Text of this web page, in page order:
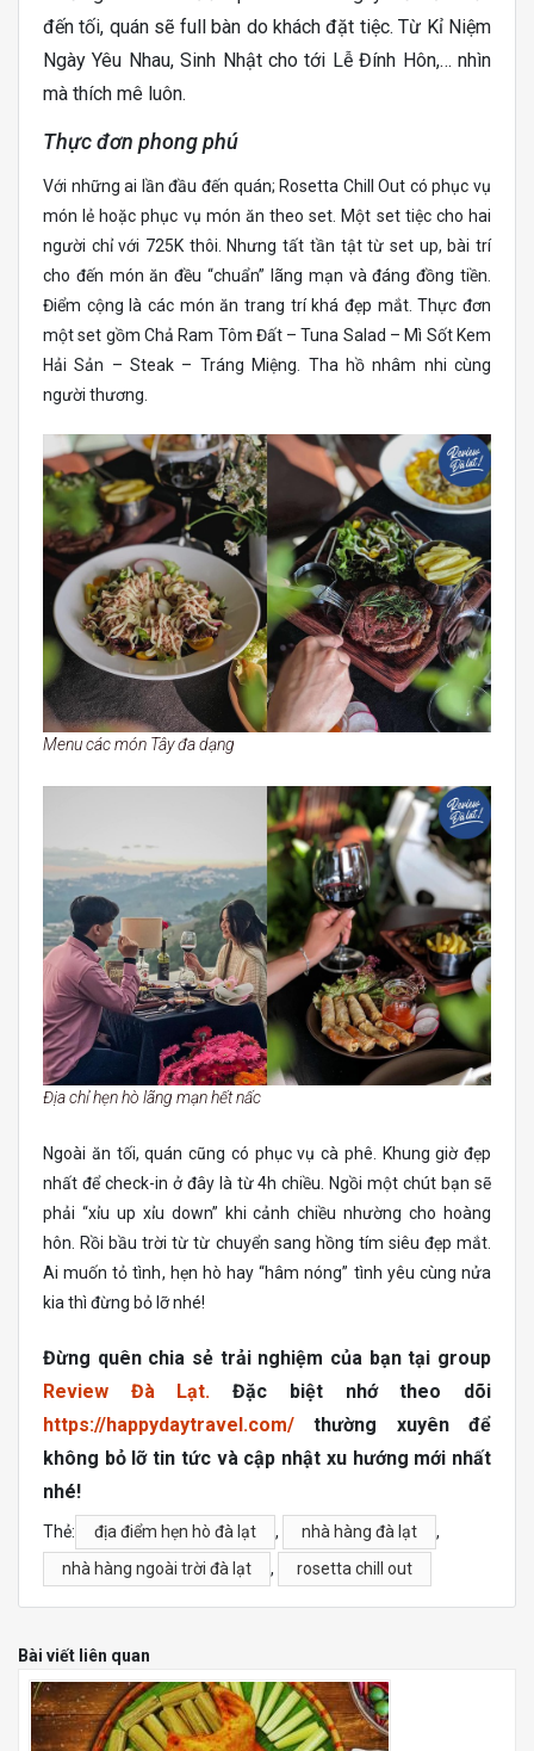
đến tối, quán sẽ full bàn do khách đặt tiệc. Từ Kỉ Niệm
Ngày Yêu Nhau, Sinh Nhật cho tới Lễ Đính Hôn,… nhìn
mà thích mê luôn.
Thực đơn phong phú
Với những ai lần đầu đến quán; Rosetta Chill Out có phục vụ
món lẻ hoặc phục vụ món ăn theo set. Một set tiệc cho hai
người chỉ với 725K thôi. Nhưng tất tần tật từ set up, bài trí
cho đến món ăn đều “chuẩn” lãng mạn và đáng đồng tiền.
Điểm cộng là các món ăn trang trí khá đẹp mắt. Thực đơn
một set gồm Chả Ram Tôm Đất – Tuna Salad – Mì Sốt Kem
Hải Sản – Steak – Tráng Miệng. Tha hồ nhâm nhi cùng
người thương.
Menu các món Tây đa dạng
Địa chỉ hẹn hò lãng mạn hết nấc
Ngoài ăn tối, quán cũng có phục vụ cà phê. Khung giờ đẹp
nhất để check-in ở đây là từ 4h chiều. Ngồi một chút bạn sẽ
phải “xỉu up xỉu down” khi cảnh chiều nhường cho hoàng
hôn. Rồi bầu trời từ từ chuyển sang hồng tím siêu đẹp mắt.
Ai muốn tỏ tình, hẹn hò hay “hâm nóng” tình yêu cùng nửa
kia thì đừng bỏ lỡ nhé!
Đừng quên chia sẻ trải nghiệm của bạn tại group
Review Đà Lạt. Đặc biệt nhớ theo dõi
https://happydaytravel.com/ thường xuyên để
không bỏ lỡ tin tức và cập nhật xu hướng mới nhất
nhé!
Thẻ: địa điểm hẹn hò đà lạt , nhà hàng đà lạt
,
nhà hàng ngoài trời đà lạt
, rosetta chill out
Bài viết liên quan